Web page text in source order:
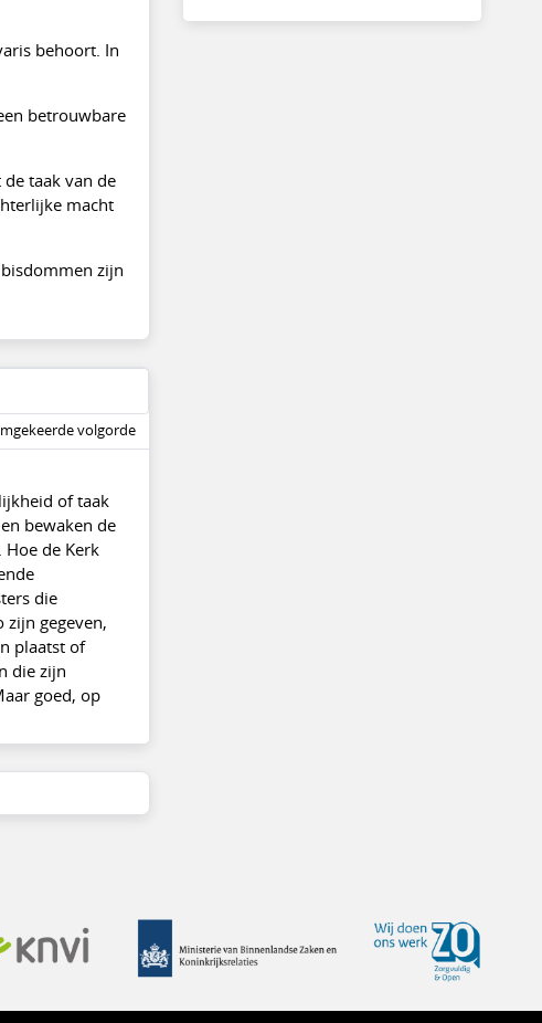
behoort. In
betrouwbare
taak van de
macht
zijn
volgorde
of taak
bewaken de
de Kerk
die
gegeven,
plaatst of
die zijn
goed, op